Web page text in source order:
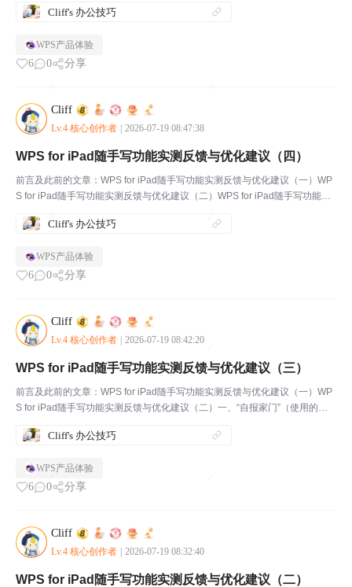
一、“...
Cliff's 办公技巧
WPS产品体验
6 0 分享
Cliff
Lv.4 核心创作者 2026-07-19 08:47:38
WPS for iPad随手写功能实测反馈与优化建议（四）
前言及此前的文章：WPS for iPad随手写功能实测反馈与优化建议（一）WP
S for iPad随手写功能实测反馈与优化建议（二）WPS for iPad随手写功能实
备：iPad P...Cliff's 办公技巧
WPS产品体验
6 0 分享
Cliff
Lv.4 核心创作者 2026-07-19 08:42:20
WPS for iPad随手写功能实测反馈与优化建议（三）
前言及此前的文章：WPS for iPad随手写功能实测反馈与优化建议（一）WP
S for iPad随手写功能实测反馈与优化建议（二）一、“自报家门”（使用的设
SiPadO...Cliff's 办公技巧
WPS产品体验
6 0 分享
Cliff
Lv.4 核心创作者 2026-07-19 08:32:40
WPS for iPad随手写功能实测反馈与优化建议（二）